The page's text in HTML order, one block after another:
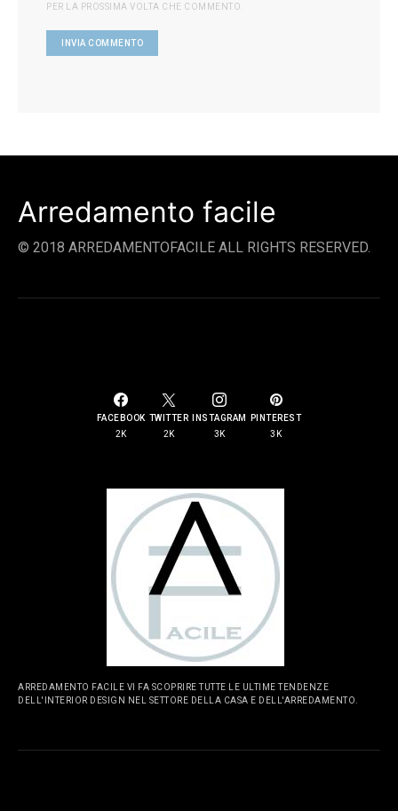
PER LA PROSSIMA VOLTA CHE COMMENTO.
Arredamento facile
© 2018 ARREDAMENTOFACILE ALL RIGHTS RESERVED.
FACEBOOK
2K
TWITTER
2K
INSTAGRAM
3K
PINTEREST
3K
ARREDAMENTO FACILE VI FA SCOPRIRE TUTTE LE ULTIME TENDENZE
DELL'INTERIOR DESIGN NEL SETTORE DELLA CASA E DELL'ARREDAMENTO.